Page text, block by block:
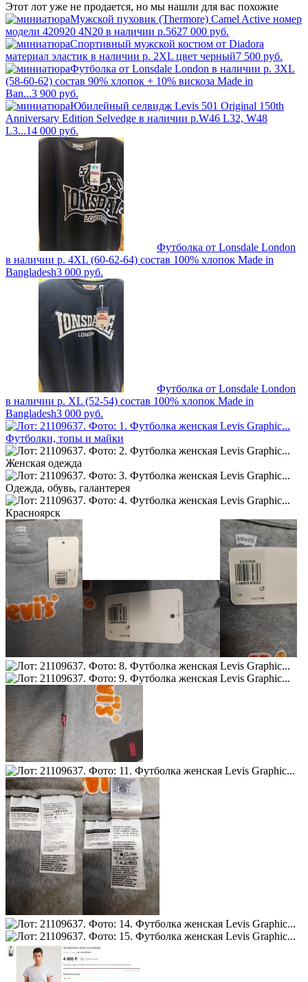
Этот лот уже не продается, но мы нашли для вас похожие
Мужской пуховик (Thermore) Camel Active номер
модели 420920 4N20 в наличии р.5627 000 руб.
Спортивный мужской костюм от Diadora
материал эластик в наличии р. 2XL цвет черный7 500 руб.
Футболка от Lonsdale London в наличии р. 3XL
(58-60-62) состав 90% хлопок + 10% вискоза Made in
Ban...3 900 руб.
Юбилейный селвидж Levis 501 Original 150th
Anniversary Edition Selvedge в наличии р.W46 L32, W48
L3...14 000 руб.
Футболка от Lonsdale London
в наличии р. 4XL (60-62-64) состав 100% хлопок Made in
Bangladesh3 000 руб.
Футболка от Lonsdale London
в наличии р. XL (52-54) состав 100% хлопок Made in
Bangladesh3 000 руб.